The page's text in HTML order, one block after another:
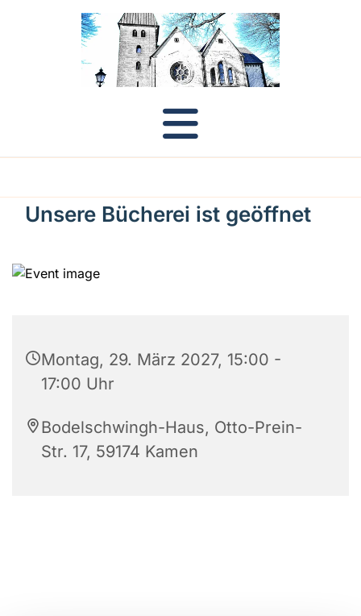
Unsere Bücherei ist geöffnet
Montag, 29. März 2027, 15:00 -
17:00 Uhr
Bodelschwingh-Haus, Otto-Prein-
Str. 17, 59174 Kamen